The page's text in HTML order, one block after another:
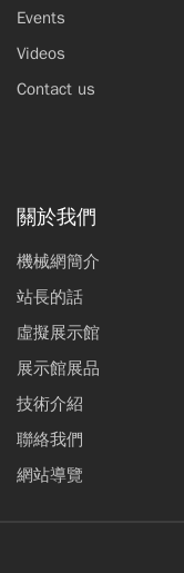
Events
Videos
Contact us
關於我們
機械網簡介
站長的話
虛擬展示館
展示館展品
技術介紹
聯絡我們
網站導覽